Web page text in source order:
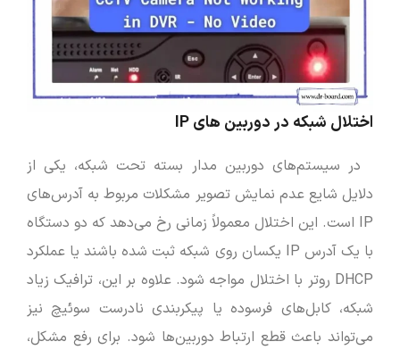
اختلال شبکه در دوربین‌ های IP
در سیستم‌های دوربین مدار بسته تحت شبکه، یکی از
دلایل شایع عدم نمایش تصویر مشکلات مربوط به آدرس‌های
IP است. این اختلال معمولاً زمانی رخ می‌دهد که دو دستگاه
با یک آدرس IP یکسان روی شبکه ثبت شده باشند یا عملکرد
DHCP روتر با اختلال مواجه شود. علاوه بر این، ترافیک زیاد
شبکه، کابل‌های فرسوده یا پیکربندی نادرست سوئیچ نیز
می‌تواند باعث قطع ارتباط دوربین‌ها شود. برای رفع مشکل،